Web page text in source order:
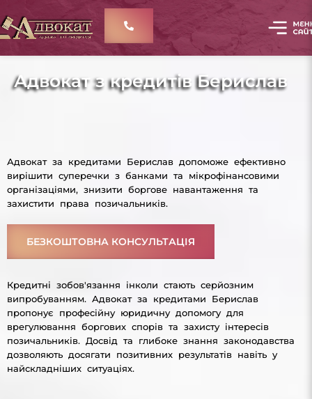
Адвокат з кредитів Берислав
Адвокат за кредитами Берислав допоможе ефективно
вирішити суперечки з банками та мікрофінансовими
організаціями, знизити боргове навантаження та
захистити права позичальників.
БЕЗКОШТОВНА КОНСУЛЬТАЦІЯ
Кредитні зобов'язання інколи стають серйозним
випробуванням. Адвокат за кредитами Берислав
пропонує професійну юридичну допомогу для
врегулювання боргових спорів та захисту інтересів
позичальників. Досвід та глибоке знання законодавства
дозволяють досягати позитивних результатів навіть у
найскладніших ситуаціях.